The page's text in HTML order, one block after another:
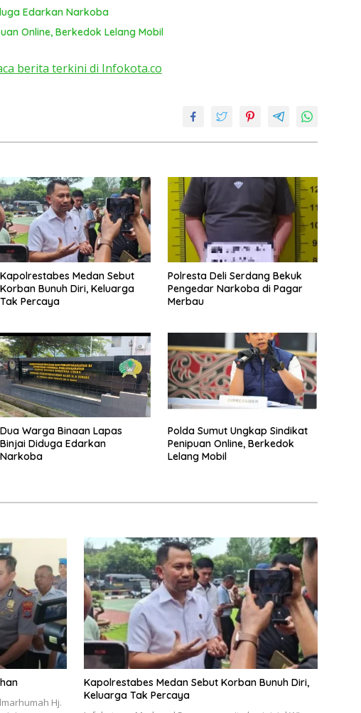
Edarkan Narkoba
Online, Berkedok Lelang Mobil
berita terkini di Infokota.co
Kapolrestabes Medan Sebut
Korban Bunuh Diri, Keluarga
Tak Percaya
Polresta Deli Serdang Bekuk
Pengedar Narkoba di Pagar
Merbau
Dua Warga Binaan Lapas
Binjai Diduga Edarkan
Narkoba
Polda Sumut Ungkap Sindikat
Penipuan Online, Berkedok
Lelang Mobil
Hj.
Kapolrestabes Medan Sebut Korban Bunuh Diri,
Keluarga Tak Percaya